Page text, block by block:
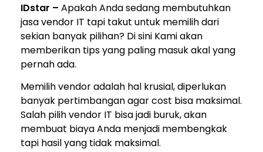
IDstar – Apakah Anda sedang membutuhkan
jasa vendor IT tapi takut untuk memilih dari
sekian banyak pilihan? Di sini Kami akan
memberikan tips yang paling masuk akal yang
pernah ada.
Memilih vendor adalah hal krusial, diperlukan
banyak pertimbangan agar cost bisa maksimal.
Salah pilih vendor IT bisa jadi buruk, akan
membuat biaya Anda menjadi membengkak
tapi hasil yang tidak maksimal.